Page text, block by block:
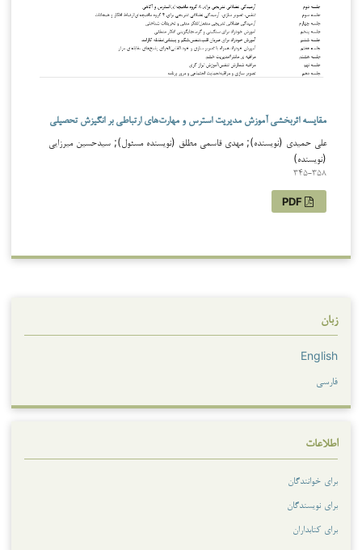
مقایسه اثربخشی آموزش مدیریت استرس و مهارت‌های ارتباطی بر انگیزش تحصیلی
علی حمیدی (نویسنده); مهدی قاسمی مطلق (نویسنده مسئول); سیدحسین میرزایی
(نویسنده)
345-358
زبان
English
فارسی
اطلاعات
برای خوانندگان
برای نویسندگان
برای کتابداران